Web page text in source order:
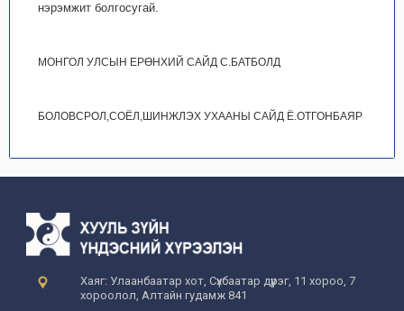
нэрэмжит болгосугай.
МОНГОЛ УЛСЫН ЕРӨНХИЙ САЙД С.БАТБОЛД
БОЛОВСРОЛ,СОЁЛ,ШИНЖЛЭХ УХААНЫ САЙД Ё.ОТГОНБАЯР
Хаяг: Улаанбаатар хот, Сүхбаатар дүүрэг, 11 хороо, 7
хороолол, Алтайн гудамж 841